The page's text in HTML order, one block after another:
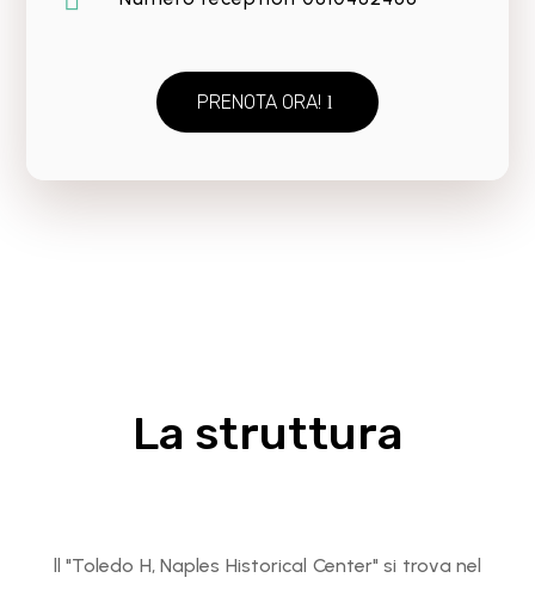
PRENOTA ORA!
La struttura
ll "Toledo H, Naples Historical Center" si trova nel